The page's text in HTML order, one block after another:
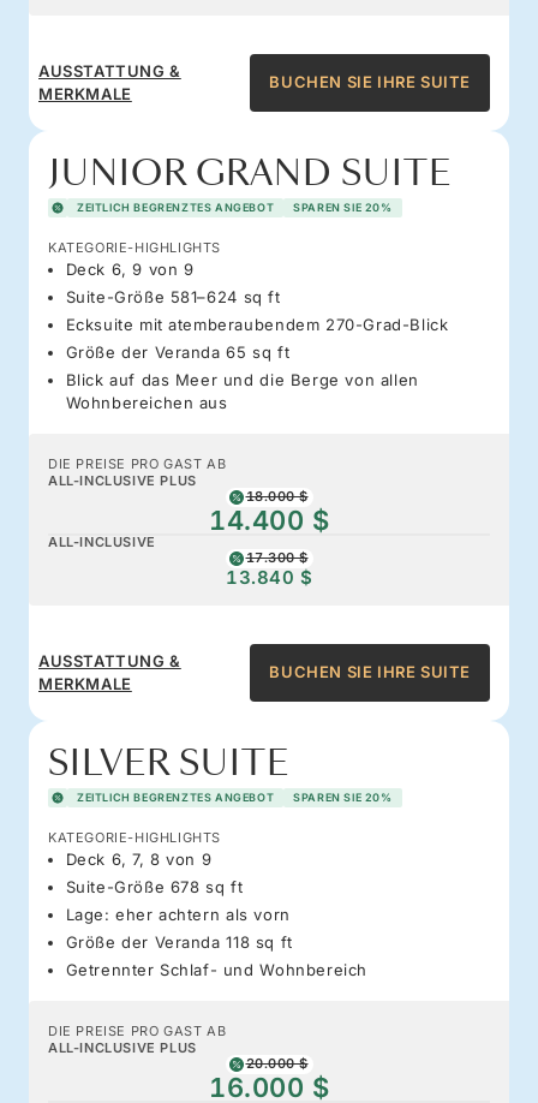
AUSSTATTUNG &
MERKMALE
BUCHEN SIE IHRE SUITE
JUNIOR GRAND SUITE
ZEITLICH BEGRENZTES ANGEBOT SPAREN SIE 20%
KATEGORIE-HIGHLIGHTS
Deck 6, 9 von 9
Suite-Größe 581–624 sq ft
Ecksuite mit atemberaubendem 270-Grad-Blick
Größe der Veranda 65 sq ft
Blick auf das Meer und die Berge von allen
Wohnbereichen aus
DIE PREISE PRO GAST AB
ALL-INCLUSIVE PLUS
18.000 $
14.400 $
ALL-INCLUSIVE
17.300 $
13.840 $
AUSSTATTUNG &
MERKMALE
BUCHEN SIE IHRE SUITE
SILVER SUITE
ZEITLICH BEGRENZTES ANGEBOT SPAREN SIE 20%
KATEGORIE-HIGHLIGHTS
Deck 6, 7, 8 von 9
Suite-Größe 678 sq ft
Lage: eher achtern als vorn
Größe der Veranda 118 sq ft
Getrennter Schlaf- und Wohnbereich
DIE PREISE PRO GAST AB
ALL-INCLUSIVE PLUS
20.000 $
16.000 $